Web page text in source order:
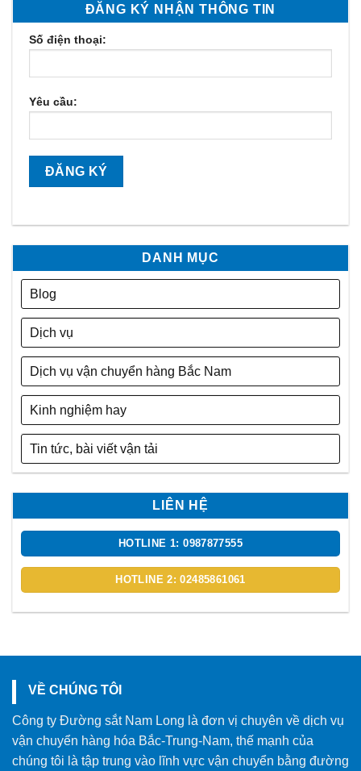
ĐĂNG KÝ NHẬN THÔNG TIN
Số điện thoại:
Yêu cầu:
DANH MỤC
Blog
Dịch vụ
Dịch vụ vận chuyển hàng Bắc Nam
Kinh nghiệm hay
Tin tức, bài viết vận tải
LIÊN HỆ
HOTLINE 1: 0987877555
HOTLINE 2: 02485861061
VỀ CHÚNG TÔI
Công ty Đường sắt Nam Long là đơn vị chuyên về dịch vụ
vận chuyển hàng hóa Bắc-Trung-Nam, thế mạnh của
chúng tôi là tập trung vào lĩnh vực vận chuyển bằng đường